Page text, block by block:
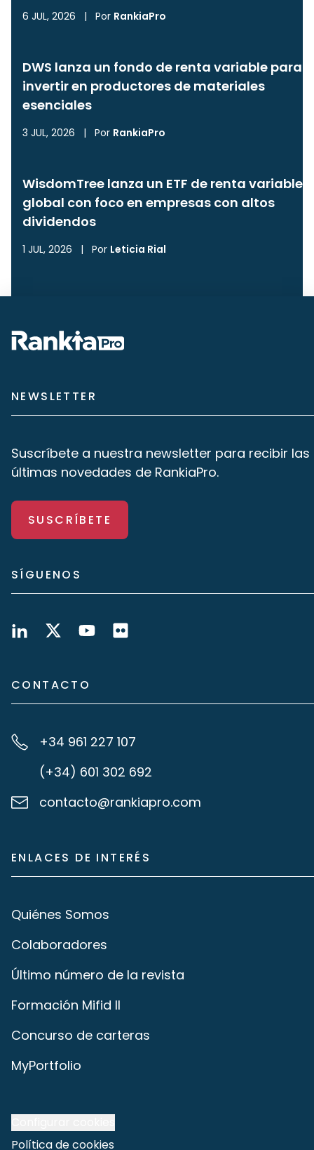
6 JUL, 2026 | Por RankiaPro
DWS lanza un fondo de renta variable para
invertir en productores de materiales
esenciales
3 JUL, 2026 | Por RankiaPro
WisdomTree lanza un ETF de renta variable
global con foco en empresas con altos
dividendos
1 JUL, 2026 | Por Leticia Rial
NEWSLETTER
Suscríbete a nuestra newsletter para recibir las
últimas novedades de RankiaPro.
SUSCRÍBETE
SÍGUENOS
CONTACTO
+34 961 227 107
(+34) 601 302 692
contacto@rankiapro.com
ENLACES DE INTERÉS
Quiénes Somos
Colaboradores
Último número de la revista
Formación Mifid II
Concurso de carteras
MyPortfolio
Política de cookies